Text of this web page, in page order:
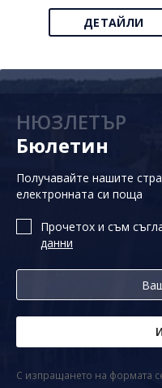
ДЕТАЙЛИ
НЮЗЛЕТЪР
Бюлетин
Получавайте нашите
електронната си поща
Прочетох и съм
данни
С изпращането на формата